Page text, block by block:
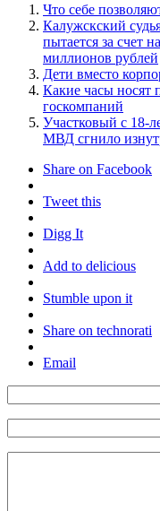
Что себе
Калужскский
пытается за счет
миллионов рублей
Дети вместо
Какие часы носят
госкомпаний
Участковый с 18-
МВД сгнило
Share on Facebook
Tweet this
Digg It
Add to delicious
Stumble upon it
Share on technorati
Email